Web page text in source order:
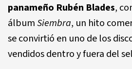
panameño Rubén Blades,
álbumSiembra, un hito
se convirtió en uno de los
vendidos dentro y fuera del